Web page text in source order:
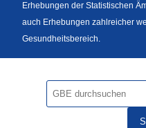
Erhebungen der Statistischen
auch Erhebungen zahlreicher
Gesundheitsbereich.